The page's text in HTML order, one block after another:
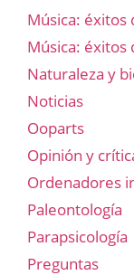
Música: éxitos
Música: éxitos
Naturaleza y
Noticias
Ooparts
Opinión y
Ordenadores
Paleontología
Parapsicología
Preguntas